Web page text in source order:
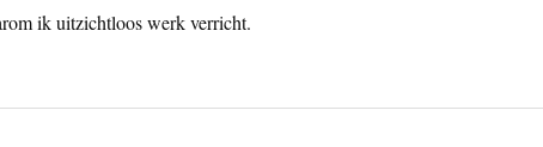
ik uitzichtloos werk verricht.